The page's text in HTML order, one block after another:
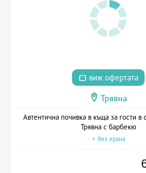
виж офертата
Трявна
Автентична почивка в къща за гости в
Трявна с барбекю
+ без храна